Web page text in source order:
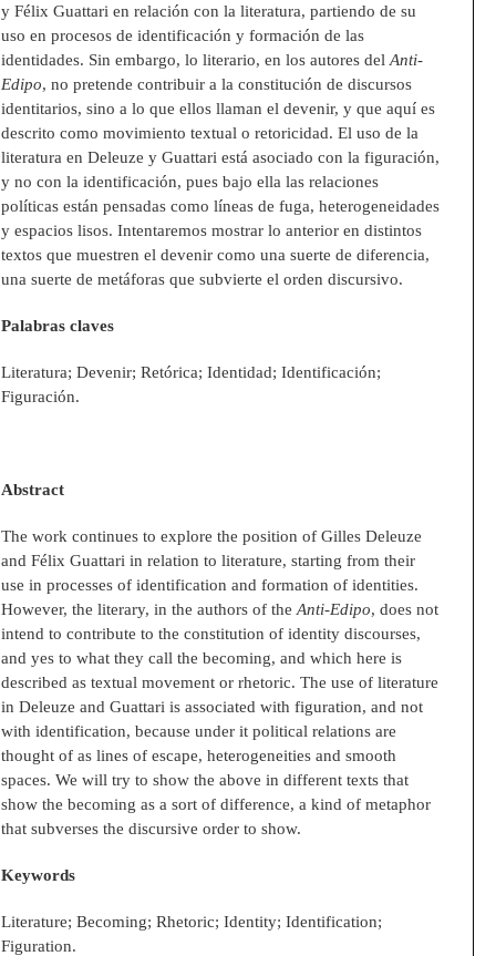
y Félix Guattari en relación con la literatura, partiendo de su
uso en procesos de identificación y formación de las
identidades. Sin embargo, lo literario, en los autores del Anti-
Edipo, no pretende contribuir a la constitución de discursos
identitarios, sino a lo que ellos llaman el devenir, y que aquí es
descrito como movimiento textual o retoricidad. El uso de la
literatura en Deleuze y Guattari está asociado con la figuración,
y no con la identificación, pues bajo ella las relaciones
políticas están pensadas como líneas de fuga, heterogeneidades
y espacios lisos. Intentaremos mostrar lo anterior en distintos
textos que muestren el devenir como una suerte de diferencia,
una suerte de metáforas que subvierte el orden discursivo.
Palabras claves
Literatura; Devenir; Retórica; Identidad; Identificación;
Figuración.
Abstract
The work continues to explore the position of Gilles Deleuze
and Félix Guattari in relation to literature, starting from their
use in processes of identification and formation of identities.
However, the literary, in the authors of the Anti-Edipo, does not
intend to contribute to the constitution of identity discourses,
and yes to what they call the becoming, and which here is
described as textual movement or rhetoric. The use of literature
in Deleuze and Guattari is associated with figuration, and not
with identification, because under it political relations are
thought of as lines of escape, heterogeneities and smooth
spaces. We will try to show the above in different texts that
show the becoming as a sort of difference, a kind of metaphor
that subverses the discursive order to show.
Keywords
Literature; Becoming; Rhetoric; Identity; Identification;
Figuration.